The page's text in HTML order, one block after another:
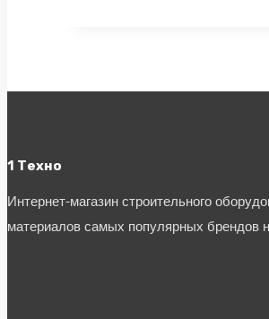
1 Техно
Интернет-магазин строительного
материалов самых популярных брендов